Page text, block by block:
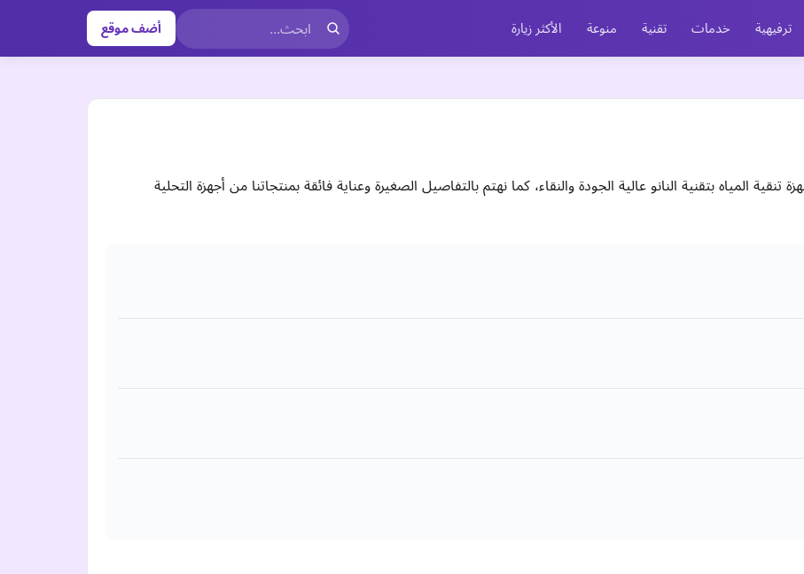
ترفيهية خدمات تقنية منوعة الأكثر زيارة أضف موقع
المياه بتقنية النانو عالية الجودة والنقاء، كما نهتم بالتفاصيل الصغيرة وعناية فائقة بمنتجاتنا من أجهزة التحلية